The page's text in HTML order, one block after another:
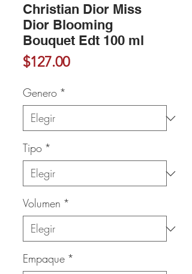
Christian Dior Miss
Dior Blooming
Bouquet Edt 100 ml
$127.00Precio
Genero *
Tipo *
Volumen *
Empaque *